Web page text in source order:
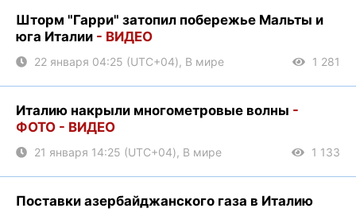
Шторм "Гарри" затопил побережье Мальты и
юга Италии - ВИДЕО
22 января 04:25 (UTC+04), В мире 1 281
Италию накрыли многометровые волны -
ФОТО - ВИДЕО
21 января 14:25 (UTC+04), В мире 1 133
Поставки азербайджанского газа в Италию